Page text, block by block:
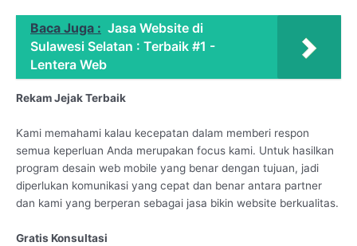
Baca Juga : Jasa Website di
Sulawesi Selatan : Terbaik #1 -
Lentera Web
Rekam Jejak Terbaik
Kami memahami kalau kecepatan dalam memberi respon
semua keperluan Anda merupakan focus kami. Untuk hasilkan
program desain web mobile yang benar dengan tujuan, jadi
diperlukan komunikasi yang cepat dan benar antara partner
dan kami yang berperan sebagai jasa bikin website berkualitas.
Gratis Konsultasi